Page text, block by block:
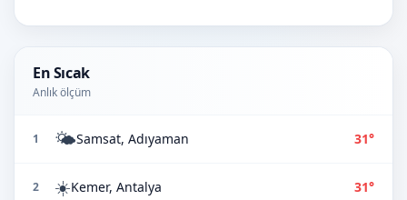
En Sıcak
Anlık ölçüm
1 🌤️Samsat, Adıyaman 31°
2 ☀️Kemer, Antalya 31°